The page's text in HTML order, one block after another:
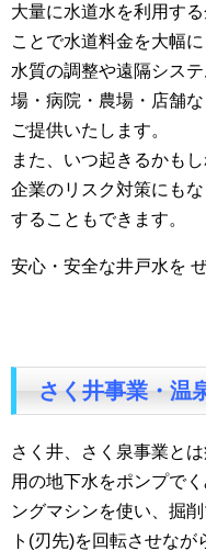
大量に水道水を利用す
ことで水道料金を大幅
水質の調整や遠隔シス
場・病院・農場・店舗
ご提供いたします。
また、いつ起きるかも
企業のリスク対策にも
することもできます。
安心・安全な井戸水を
さく井事業・温
さく井、さく泉事業と
用の地下水をポンプで
ングマシンを使い、掘
ト(刃先)を回転させな